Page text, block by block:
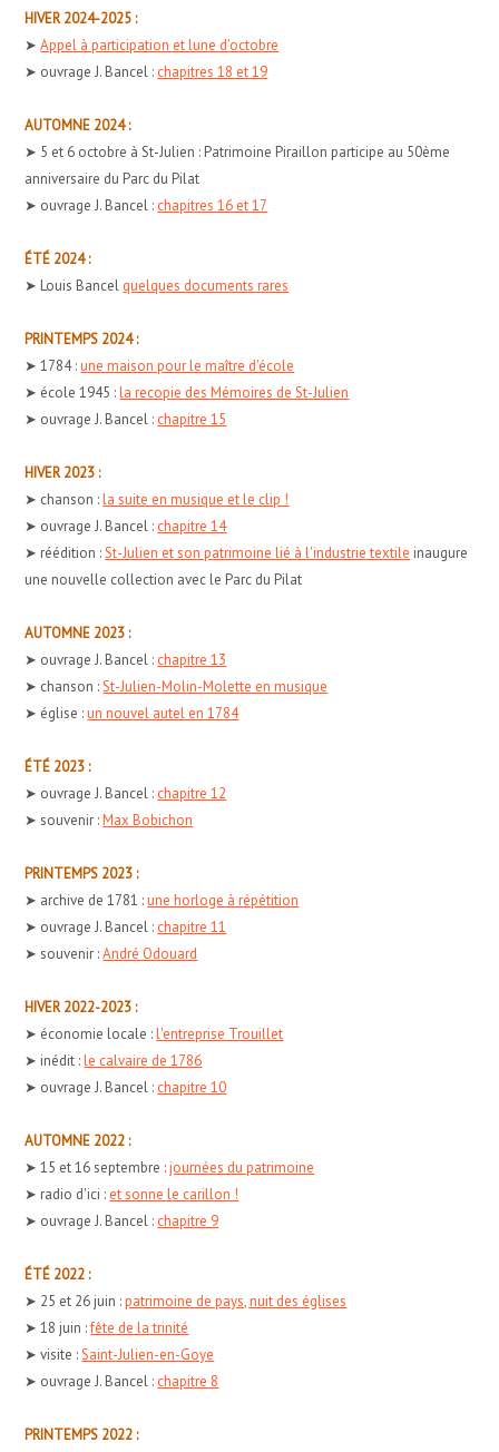
HIVER 2024-2025 :
➤Appel à participation et lune d'octobre
➤ ouvrage J. Bancel : chapitres 18 et 19
AUTOMNE 2024 :
➤ 5 et 6 octobre à St-Julien : Patrimoine Piraillon participe au 50ème
anniversaire du Parc du Pilat
➤ ouvrage J. Bancel : chapitres 16 et 17
ÉTÉ 2024 :
➤ Louis Bancel quelques documents rares
PRINTEMPS 2024 :
➤ 1784 :une maison pour le maître d'école
➤ école 1945 :la recopie des Mémoires de St-Julien
➤ ouvrage J. Bancel : chapitre 15
HIVER 2023 :
➤ chanson :la suite en musique et le clip !
➤ ouvrage J. Bancel : chapitre 14
➤ réédition :St-Julien et son patrimoine lié à l'industrie textile inaugure
une nouvelle collection avec le Parc du Pilat
AUTOMNE 2023 :
➤ ouvrage J. Bancel : chapitre 13
➤ chanson :St-Julien-Molin-Molette en musique
➤ église :un nouvel autel en 1784
ÉTÉ 2023 :
➤ ouvrage J. Bancel : chapitre 12
➤ souvenir :Max Bobichon
PRINTEMPS 2023 :
➤ archive de 1781 :une horloge à répétition
➤ ouvrage J. Bancel : chapitre 11
➤ souvenir :André Odouard
HIVER 2022-2023 :
➤ économie locale :l'entreprise Trouillet
➤ inédit :le calvaire de 1786
➤ ouvrage J. Bancel : chapitre 10
AUTOMNE 2022 :
➤ 15 et 16 septembre :journées du patrimoine
➤ radio d'ici : et sonne le carillon !
➤ ouvrage J. Bancel : chapitre 9
ÉTÉ 2022 :
➤ 25 et 26 juin :patrimoine de pays, nuit des églises
➤ 18 juin :fête de la trinité
➤ visite :Saint-Julien-en-Goye
➤ ouvrage J. Bancel : chapitre 8
PRINTEMPS 2022 :